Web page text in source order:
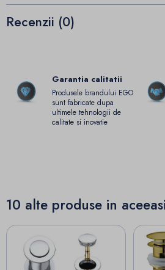
Recenzii (0)
Garantia calitatii
Produsele brandului EGO
sunt fabricate dupa
ultimele tehnologii de
calitate si inovatie
10 alte produse in